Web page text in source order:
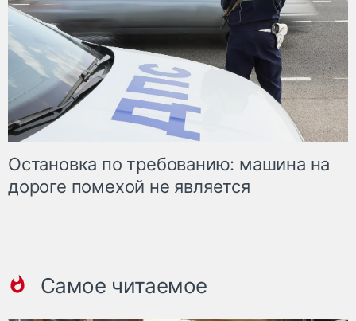
Остановка по требованию: машина на
дороге помехой не является
Самое читаемое